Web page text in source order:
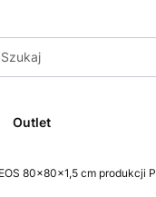
Outlet
80x80x1,5 cm produkcji